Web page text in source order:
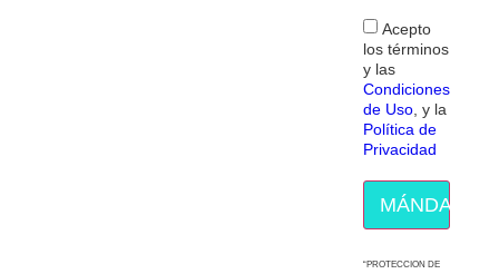
Acepto
los términos
y las
Condiciones
de Uso , y la
Política de
Privacidad
MÁNDAME
“PROTECCION DE